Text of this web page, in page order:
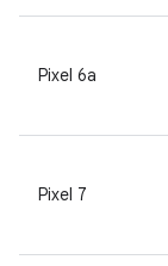
Pixel 6a
Pixel 7